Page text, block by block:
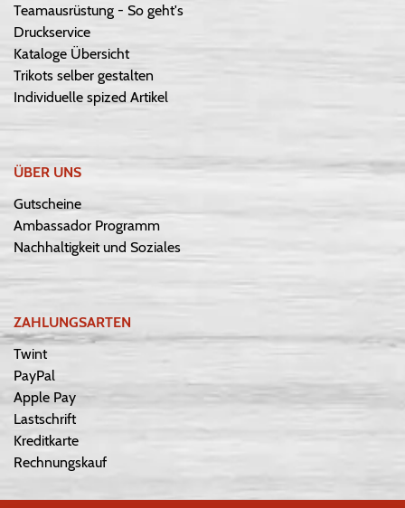
Teamausrüstung - So geht's
Druckservice
Kataloge Übersicht
Trikots selber gestalten
Individuelle spized Artikel
ÜBER UNS
Gutscheine
Ambassador Programm
Nachhaltigkeit und Soziales
ZAHLUNGSARTEN
Twint
PayPal
Apple Pay
Lastschrift
Kreditkarte
Rechnungskauf